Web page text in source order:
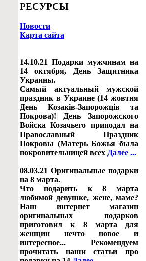
РЕСУРСЫ
Новости
Карта сайта
14.10.21 Подарки мужчинам на
14 октября, День Защитника
Украины.
Самый актуальный мужской
праздник в Украине (14 жовтня
День Козаків-Запорожців та
Покрова)! День Запорожского
Войска Козачьего приподал на
Православный Праздник
Покровы (Матерь Божья была
покровительницей всех Далее ...
08.03.21 Оригинальные подарки
на 8 марта.
Что подарить к 8 марта
любимой девушке, жене, маме?
Наш интернет магазин
оригинальных подарков
приготовил к 8 марта для
женщин нечто новое и
интересное... Рекомендуем
прочитать наши статьи про